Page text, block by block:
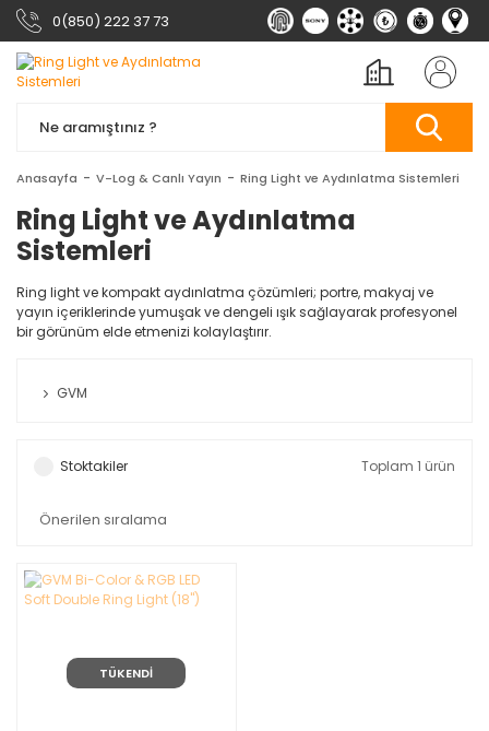
0(850) 222 37 73
Anasayfa V-Log & Canlı Yayın Ring Light ve Aydınlatma Sistemleri
Ring Light ve Aydınlatma
Sistemleri
Ring light ve kompakt aydınlatma çözümleri; portre, makyaj ve
yayın içeriklerinde yumuşak ve dengeli ışık sağlayarak profesyonel
bir görünüm elde etmenizi kolaylaştırır.
GVM
Stoktakiler Toplam 1 ürün
TÜKENDİ